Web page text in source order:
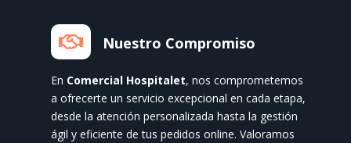
 Nuestro Compromiso
En Comercial Hospitalet, nos comprometemos
a ofrecerte un servicio excepcional en cada etapa,
desde la atención personalizada hasta la gestión
ágil y eficiente de tus pedidos online. Valoramos